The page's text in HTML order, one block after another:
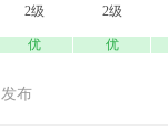
2级
优
2级
优
发布